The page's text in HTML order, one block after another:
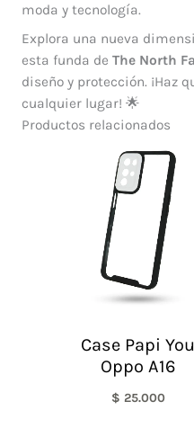
moda y tecnología.
Explora una nueva
esta funda de The North
diseño y protección. ¡Haz
cualquier lugar! 🌟
Productos relacionados
Case Papi You
Oppo A16
$ 25.000